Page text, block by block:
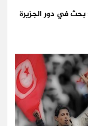
بحث في دور الجزيرة